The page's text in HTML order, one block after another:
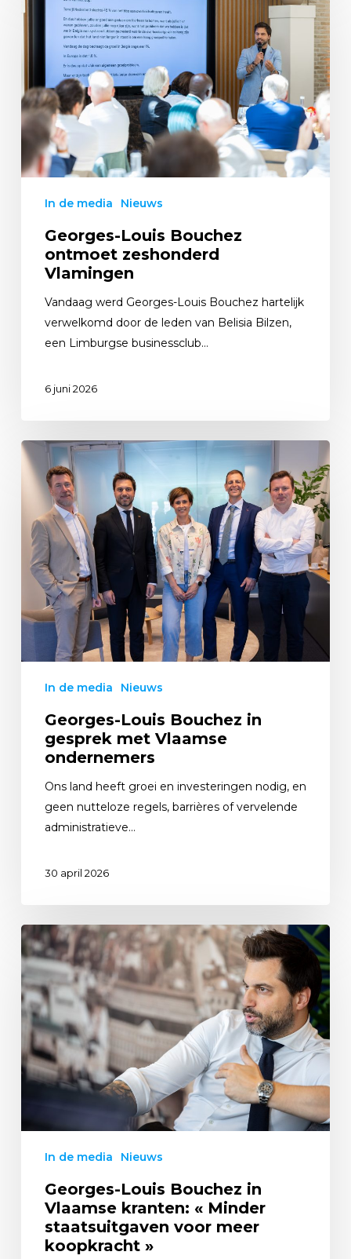
In de media Nieuws
Georges-Louis Bouchez
ontmoet zeshonderd
Vlamingen
Vandaag werd Georges-Louis Bouchez hartelijk
verwelkomd door de leden van Belisia Bilzen,
een Limburgse businessclub…
6 juni 2026
In de media Nieuws
Georges-Louis Bouchez in
gesprek met Vlaamse
ondernemers
Ons land heeft groei en investeringen nodig, en
geen nutteloze regels, barrières of vervelende
administratieve…
30 april 2026
In de media Nieuws
Georges-Louis Bouchez in
Vlaamse kranten: « Minder
staatsuitgaven voor meer
koopkracht »